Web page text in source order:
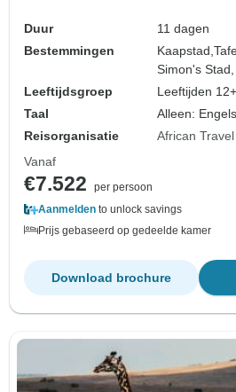
Duur
11 dagen
Bestemmingen
Kaapstad,
Simon's Stad,
Leeftijdsgroep
Leeftijden 12+
Taal
Alleen: Engels
Reisorganisatie
African Travel
Vanaf
€7.522
per persoon
Aanmelden to unlock savings
Prijs gebaseerd op gedeelde kamer
Download brochure